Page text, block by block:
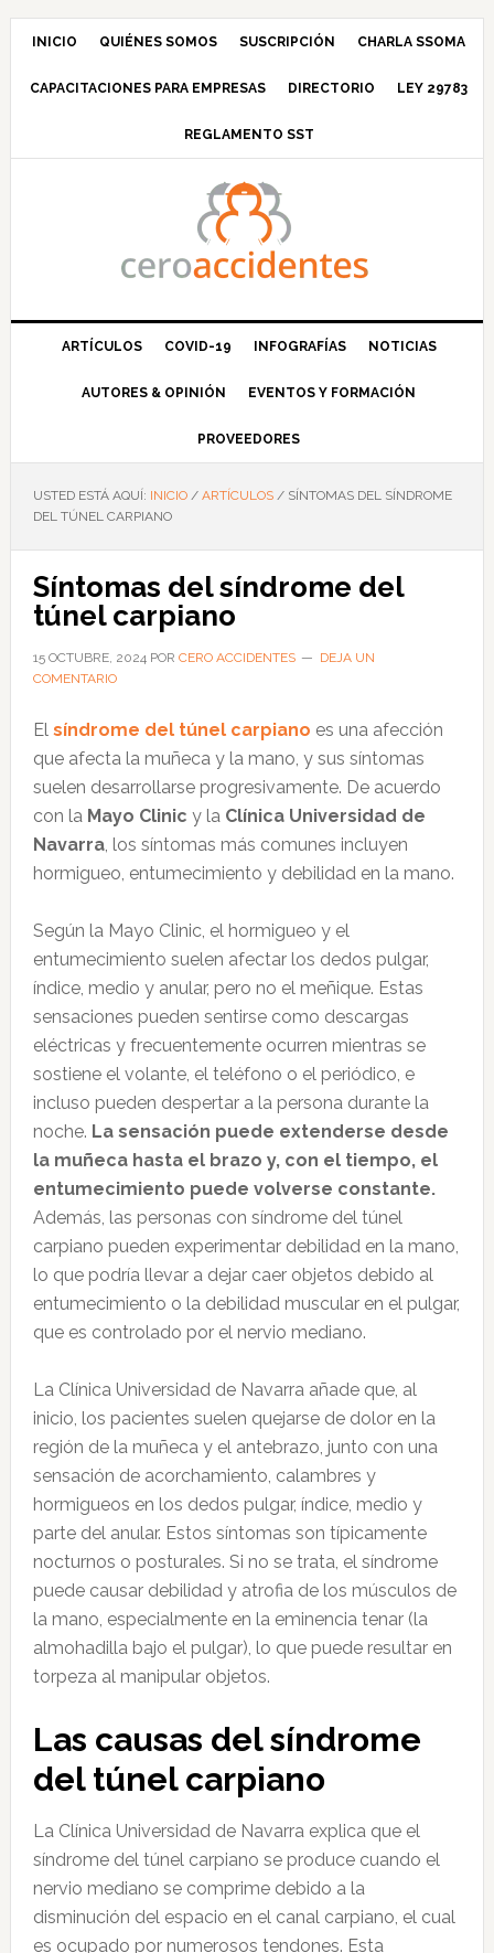
Saltar
navegación
Saltar
principal
Saltar
barra
principal
Saltar
INICIO QUIÉNES SOMOS SUSCRIPCIÓN CHARLA SSOMA
CAPACITACIONES PARA EMPRESAS DIRECTORIO LEY 29783
REGLAMENTO SST
ARTÍCULOS COVID-19 INFOGRAFÍAS NOTICIAS
AUTORES & OPINIÓN EVENTOS Y FORMACIÓN
PROVEEDORES
USTED ESTÁ AQUÍ: INICIO / ARTÍCULOS /SÍNTOMAS DEL SÍNDROME
DEL TÚNEL CARPIANO
Síntomas del síndrome del
túnel carpiano
15 OCTUBRE, 2024POR CERO ACCIDENTES
DEJA UN
COMENTARIO
El síndrome del túnel carpiano es una afección
que afecta la muñeca y la mano, y sus síntomas
suelen desarrollarse progresivamente. De acuerdo
con la Mayo Clinic y la Clínica Universidad de
Navarra, los síntomas más comunes incluyen
hormigueo, entumecimiento y debilidad en la mano.
Según la Mayo Clinic, el hormigueo y el
entumecimiento suelen afectar los dedos pulgar,
índice, medio y anular, pero no el meñique. Estas
sensaciones pueden sentirse como descargas
eléctricas y frecuentemente ocurren mientras se
sostiene el volante, el teléfono o el periódico, e
incluso pueden despertar a la persona durante la
noche. La sensación puede extenderse desde
la muñeca hasta el brazo y, con el tiempo, el
entumecimiento puede volverse constante.
Además, las personas con síndrome del túnel
carpiano pueden experimentar debilidad en la mano,
lo que podría llevar a dejar caer objetos debido al
entumecimiento o la debilidad muscular en el pulgar,
que es controlado por el nervio mediano.
La Clínica Universidad de Navarra añade que, al
inicio, los pacientes suelen quejarse de dolor en la
región de la muñeca y el antebrazo, junto con una
sensación de acorchamiento, calambres y
hormigueos en los dedos pulgar, índice, medio y
parte del anular. Estos síntomas son típicamente
nocturnos o posturales. Si no se trata, el síndrome
puede causar debilidad y atrofia de los músculos de
la mano, especialmente en la eminencia tenar (la
almohadilla bajo el pulgar), lo que puede resultar en
torpeza al manipular objetos.
Las causas del síndrome
del túnel carpiano
La Clínica Universidad de Navarra explica que el
síndrome del túnel carpiano se produce cuando el
nervio mediano se comprime debido a la
disminución del espacio en el canal carpiano, el cual
es ocupado por numerosos tendones. Esta